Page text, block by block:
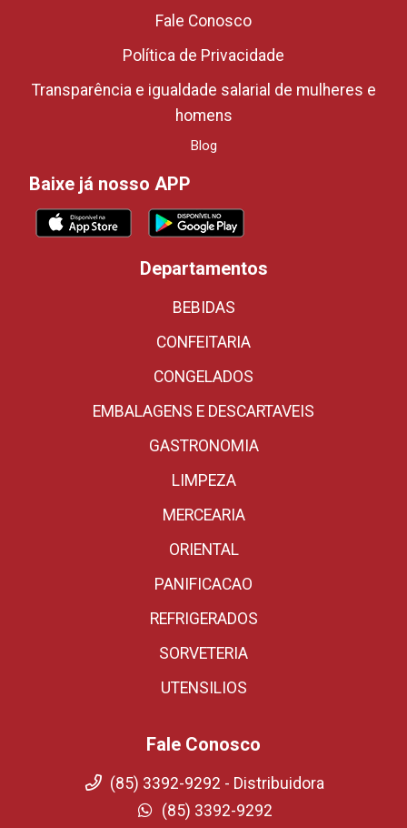
Fale Conosco
Política de Privacidade
Transparência e igualdade salarial de mulheres e
homens
Blog
Baixe já nosso APP
Departamentos
BEBIDAS
CONFEITARIA
CONGELADOS
EMBALAGENS E DESCARTAVEIS
GASTRONOMIA
LIMPEZA
MERCEARIA
ORIENTAL
PANIFICACAO
REFRIGERADOS
SORVETERIA
UTENSILIOS
Fale Conosco
(85) 3392-9292 - Distribuidora
(85) 3392-9292